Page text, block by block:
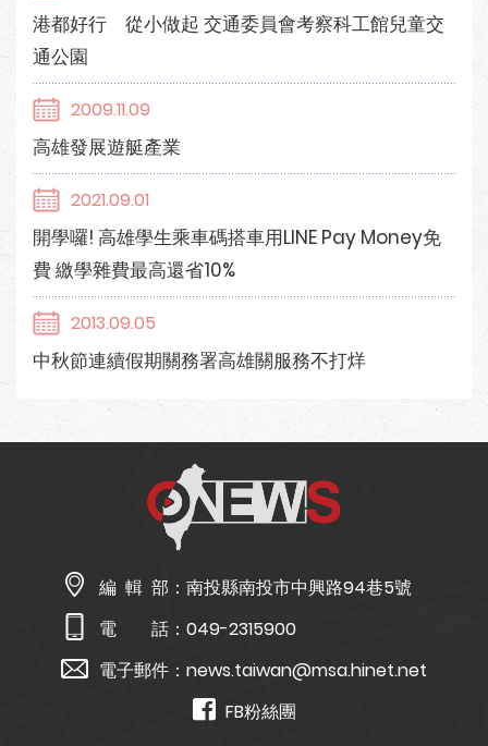
港都好行 從小做起 交通委員會考察科工館兒童交
通公園
2009.11.09
高雄發展遊艇產業
2021.09.01
開學囉! 高雄學生乘車碼搭車用LINE Pay Money免
費 繳學雜費最高還省10%
2013.09.05
中秋節連續假期關務署高雄關服務不打烊
編 輯 部： 南投縣南投市中興路94巷5號
電 話： 049-2315900
電子郵件： news.taiwan@msa.hinet.net
FB粉絲團